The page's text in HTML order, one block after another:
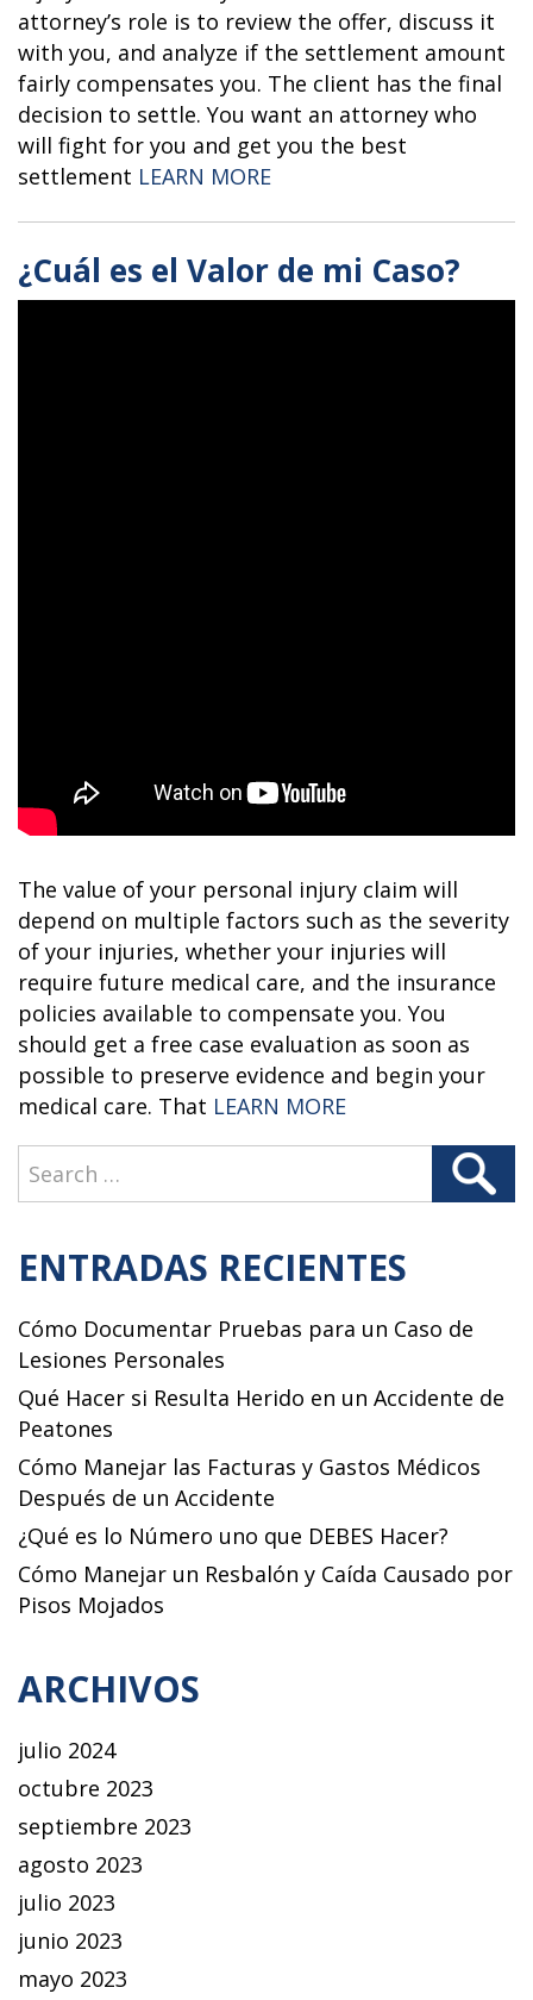
attorney’s role is to review the offer, discuss it
with you, and analyze if the settlement amount
fairly compensates you. The client has the final
decision to settle. You want an attorney who
will fight for you and get you the best
settlement LEARN MORE“CAN MY ATTORNEY
¿Cuál es el Valor de mi Caso?
The value of your personal injury claim will
depend on multiple factors such as the severity
of your injuries, whether your injuries will
require future medical care, and the insurance
policies available to compensate you. You
should get a free case evaluation as soon as
possible to preserve evidence and begin your
medical care. That LEARN MORE“WHAT IS MY
Search
Search
ENTRADAS RECIENTES
Cómo Documentar Pruebas para un Caso de
Lesiones Personales
Qué Hacer si Resulta Herido en un Accidente de
Peatones
Cómo Manejar las Facturas y Gastos Médicos
Después de un Accidente
¿Qué es lo Número uno que DEBES Hacer?
Cómo Manejar un Resbalón y Caída Causado por
Pisos Mojados
ARCHIVOS
julio 2024
octubre 2023
septiembre 2023
agosto 2023
julio 2023
junio 2023
mayo 2023